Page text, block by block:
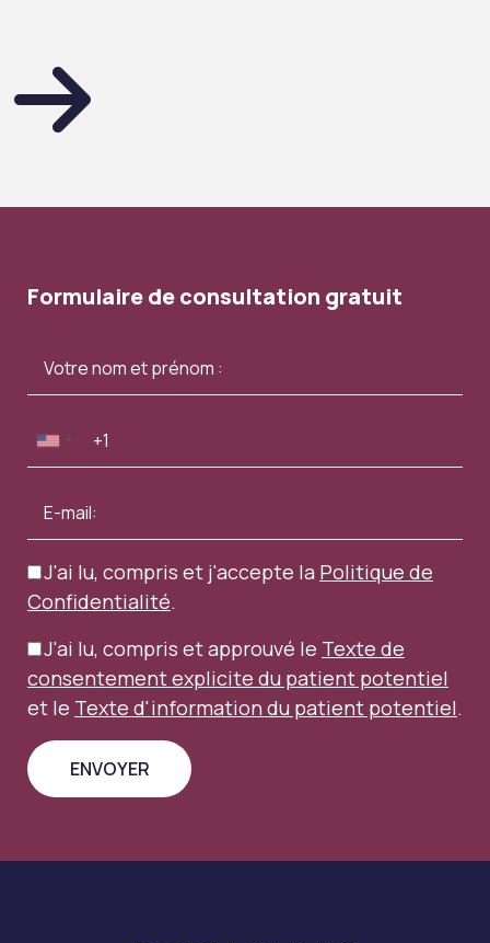
Formulaire de consultation gratuit
J'ai lu, compris et j'accepte la Politique de
Confidentialité.
J'ai lu, compris et approuvé le Texte de
consentement explicite du patient potentiel
et le Texte d'information du patient potentiel.